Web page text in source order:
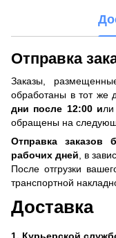
Отправка
Заказы,
обработаны в тот же
дни после 12:00 и
обращены на
Отправка заказов
рабочих дней , в
После отгрузки
транспортной
Доставка
1. Курьерской